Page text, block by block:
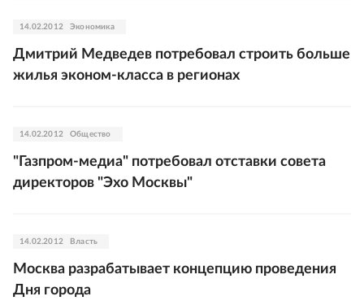
14.02.2012 Экономика
Дмитрий Медведев потребовал строить больше
жилья эконом-класса в регионах
14.02.2012 Общество
"Газпром-медиа" потребовал отставки совета
директоров "Эхо Москвы"
14.02.2012 Власть
Москва разрабатывает концепцию проведения
Дня города